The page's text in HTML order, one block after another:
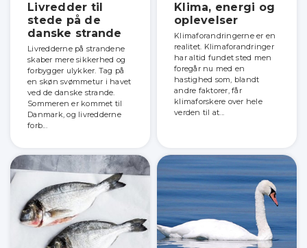
Livredder til
stede på de
danske strande
Livredderne på strandene
skaber mere sikkerhed og
forbygger ulykker. Tag på
en skøn svømmetur i havet
ved de danske strande.
Sommeren er kommet til
Danmark, og livredderne
forb...
Klima, energi og
oplevelser
Klimaforandringerne er en
realitet. Klimaforandringer
har altid fundet sted men
foregår nu med en
hastighed som, blandt
andre faktorer, får
klimaforskere over hele
verden til at...